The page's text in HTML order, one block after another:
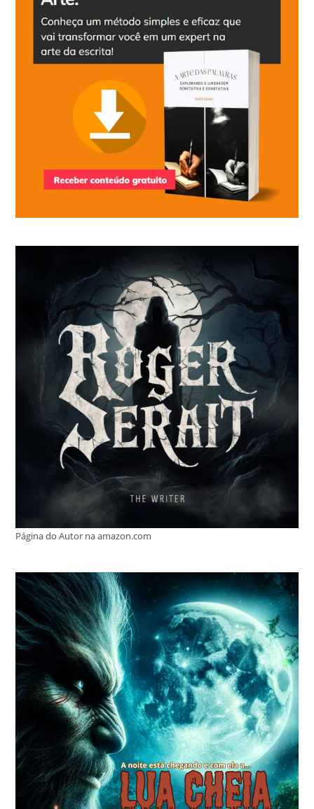
Página do Autor na amazon.com